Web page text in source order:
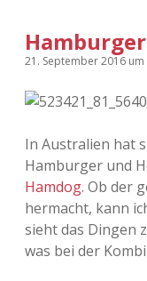
21. September 2016
In Australien hat
Hamburger und
Hamdog. Ob der
hermacht, kann
sieht das Dingen
was bei der